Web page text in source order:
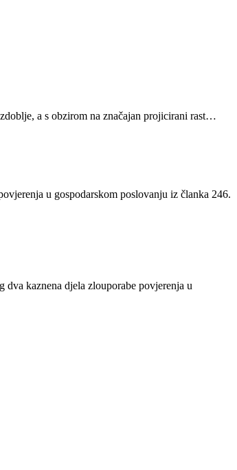
a s obzirom na značajan projicirani rast…
u gospodarskom poslovanju iz članka 246.
kaznena djela zlouporabe povjerenja u